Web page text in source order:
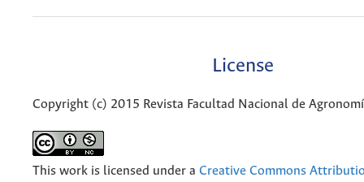
License
Copyright (c) 2015 Revista Facultad Nacional de
This work is licensed under a Creative Commons